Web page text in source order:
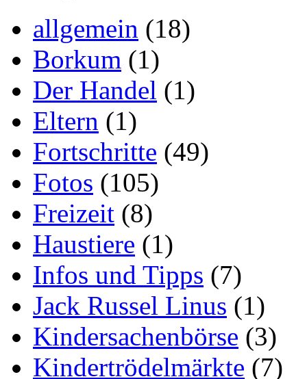
allgemein (18)
Borkum (1)
Der Handel (1)
Eltern (1)
Fortschritte (49)
Fotos (105)
Freizeit (8)
Haustiere (1)
Infos und Tipps (7)
Jack Russel Linus (1)
Kindersachenbörse (3)
Kindertrödelmärkte (7)